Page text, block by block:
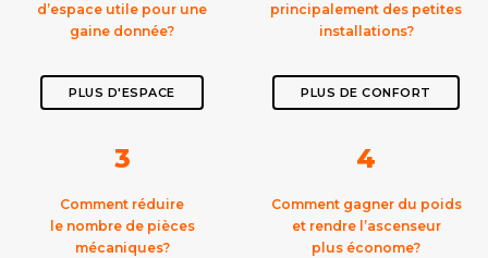
d’espace utile pour une
gaine donnée?
PLUS D'ESPACE
principalement des petites
installations?
PLUS DE CONFORT
3
Comment réduire
le nombre de pièces
mécaniques?
4
Comment gagner du poids
et rendre l’ascenseur
plus économe?